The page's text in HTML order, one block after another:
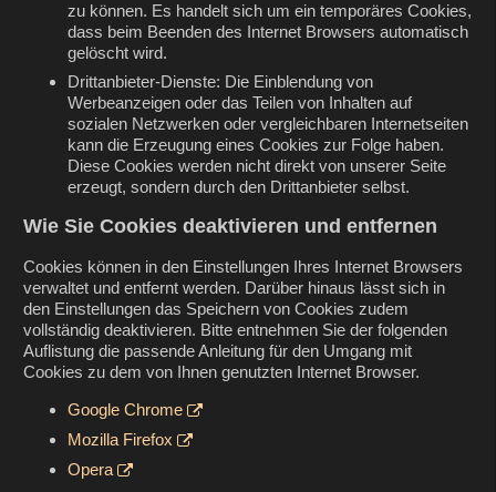
zu können. Es handelt sich um ein temporäres Cookies,
dass beim Beenden des Internet Browsers automatisch
gelöscht wird.
Drittanbieter-Dienste: Die Einblendung von
Werbeanzeigen oder das Teilen von Inhalten auf
sozialen Netzwerken oder vergleichbaren Internetseiten
kann die Erzeugung eines Cookies zur Folge haben.
Diese Cookies werden nicht direkt von unserer Seite
erzeugt, sondern durch den Drittanbieter selbst.
Wie Sie Cookies deaktivieren und entfernen
Cookies können in den Einstellungen Ihres Internet Browsers
verwaltet und entfernt werden. Darüber hinaus lässt sich in
den Einstellungen das Speichern von Cookies zudem
vollständig deaktivieren. Bitte entnehmen Sie der folgenden
Auflistung die passende Anleitung für den Umgang mit
Cookies zu dem von Ihnen genutzten Internet Browser.
Google Chrome
Mozilla Firefox
Opera